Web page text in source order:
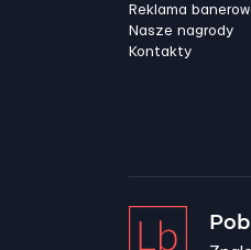
Reklama
Nasze nagrody
Kontakty